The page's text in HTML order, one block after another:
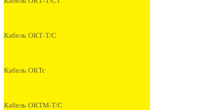
Кабель ОКТ-Т/С
Кабель ОКТс
Кабель ОКТМ-Т/С